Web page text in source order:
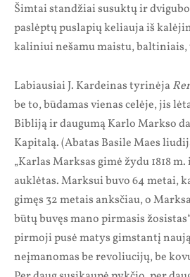
Šimtai standžiai susuktų ir
paslėptų puslapių keliauja iš
kaliniui nešamu maistu, baltiniais,
Labiausiai J. Kardeinas tyrinėja
be to, būdamas vienas celėje, jis
Bibliją ir daugumą Karlo Markso
Kapitalą. (Abatas Basile Maes
„Karlas Marksas gimė žydu 1818
auklėtas. Marksui buvo 64 metai,
gimęs 32 metais anksčiau, o
būtų buvęs mano pirmasis
pirmoji pusė matys gimstantį
neįmanomas be revoliucijų, be